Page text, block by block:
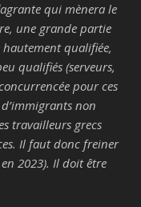
qui mènera le
une grande partie
qualifiée,
qualifiés (serveurs,
pour ces
non
travailleurs grecs
Il faut donc freiner
2023). Il doit être